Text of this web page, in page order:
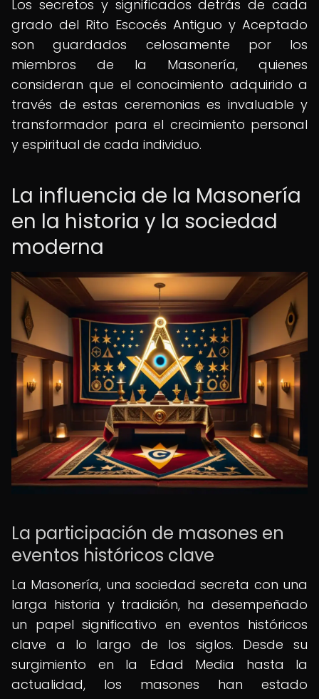
Los secretos y significados detrás de cada
grado del Rito Escocés Antiguo y Aceptado
son guardados celosamente por los
miembros de la Masonería, quienes
consideran que el conocimiento adquirido a
través de estas ceremonias es invaluable y
transformador para el crecimiento personal
y espiritual de cada individuo.
La influencia de la Masonería
en la historia y la sociedad
moderna
La participación de masones en
eventos históricos clave
La Masonería, una sociedad secreta con una
larga historia y tradición, ha desempeñado
un papel significativo en eventos históricos
clave a lo largo de los siglos. Desde su
surgimiento en la Edad Media hasta la
actualidad, los masones han estado